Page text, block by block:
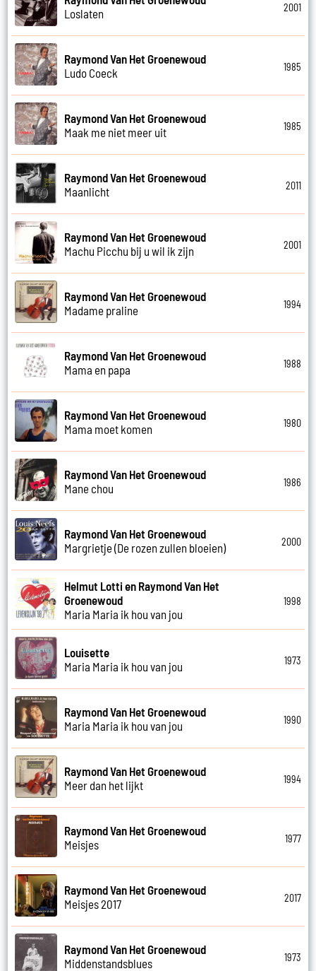
Loslaten
2001
Raymond Van Het Groenewoud
Ludo Coeck
1985
Raymond Van Het Groenewoud
Maak me niet meer uit
1985
Raymond Van Het Groenewoud
Maanlicht
2011
Raymond Van Het Groenewoud
Machu Picchu bij u wil ik zijn
2001
Raymond Van Het Groenewoud
Madame praline
1994
Raymond Van Het Groenewoud
Mama en papa
1988
Raymond Van Het Groenewoud
Mama moet komen
1980
Raymond Van Het Groenewoud
Mane chou
1986
Raymond Van Het Groenewoud
Margrietje (De rozen zullen bloeien)
2000
Helmut Lotti en Raymond Van Het
Groenewoud
Maria Maria ik hou van jou
1998
Louisette
Maria Maria ik hou van jou
1973
Raymond Van Het Groenewoud
Maria Maria ik hou van jou
1990
Raymond Van Het Groenewoud
Meer dan het lijkt
1994
Raymond Van Het Groenewoud
Meisjes
1977
Raymond Van Het Groenewoud
Meisjes 2017
2017
Raymond Van Het Groenewoud
Middenstandsblues
1973